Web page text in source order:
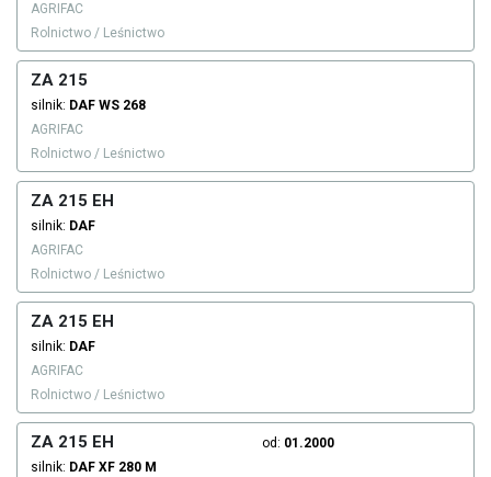
AGRIFAC
Rolnictwo / Leśnictwo
ZA 215
silnik: DAF WS 268
AGRIFAC
Rolnictwo / Leśnictwo
ZA 215 EH
silnik: DAF
AGRIFAC
Rolnictwo / Leśnictwo
ZA 215 EH
silnik: DAF
AGRIFAC
Rolnictwo / Leśnictwo
ZA 215 EH od: 01.2000
silnik: DAF XF 280 M